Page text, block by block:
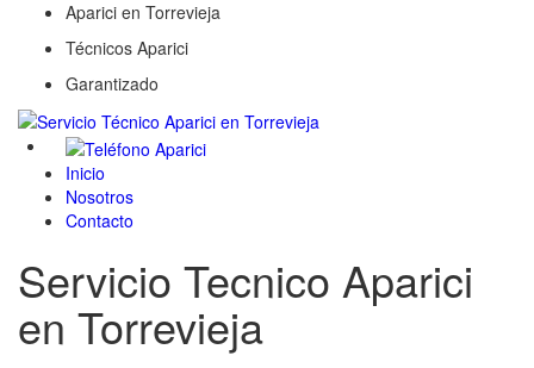
Aparici en Torrevieja
Técnicos Aparici
Garantizado
Inicio
Nosotros
Contacto
Servicio Tecnico Aparici
en Torrevieja